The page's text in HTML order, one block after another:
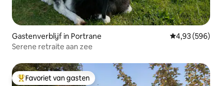
Gastenverblijf in Portrane Gemiddelde
4,93 (596)
Serene retraite aan zee
Topfavoriet van gasten
Favoriet van gasten